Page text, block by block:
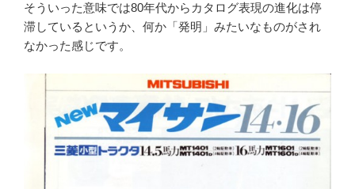
そういった意味では80年代からカタログ表現の進化は停
滞しているというか、何か「発明」みたいなものがされ
なかった感じです。